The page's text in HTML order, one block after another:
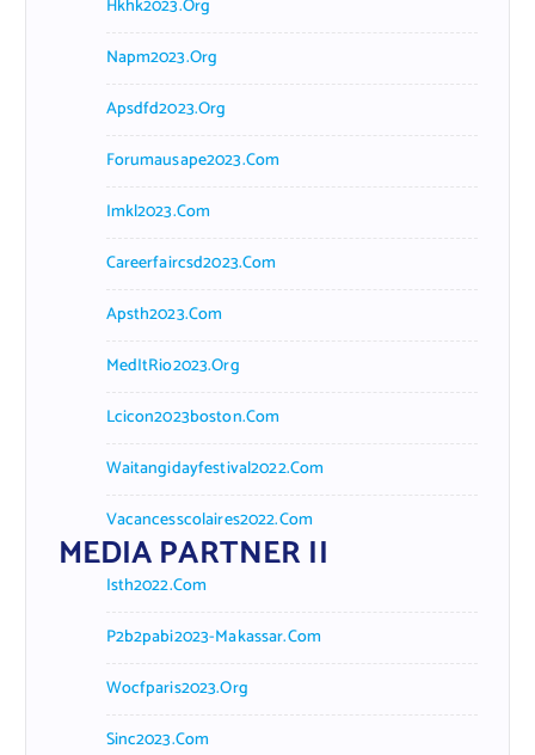
Hkhk2023.org
Napm2023.org
Apsdfd2023.org
Forumausape2023.com
Imkl2023.com
Careerfaircsd2023.com
Apsth2023.com
MedItRio2023.org
Lcicon2023boston.com
Waitangidayfestival2022.com
Vacancesscolaires2022.com
MEDIA PARTNER II
Isth2022.com
P2b2pabi2023-Makassar.com
Wocfparis2023.org
Sinc2023.com